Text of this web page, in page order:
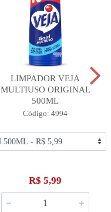
LIMPADOR VEJA
MULTIUSO ORIGINAL
500ML
Código: 4994
R$ 5,99